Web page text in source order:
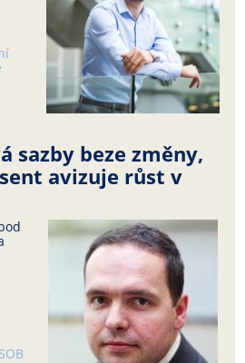
sazby beze změny,
avizuje růst v